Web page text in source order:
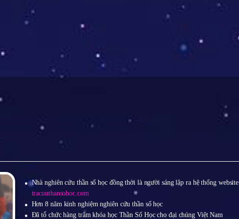
Nhà nghiên cứu thần số học đồng thời là người sáng lập ra hệ thống website
tracuuthansohoc.com
Hơn 8 năm kinh nghiệm nghiên cứu thần số học
Đã tổ chức hàng trăm khóa học Thần Số Học cho đại chúng Việt Nam